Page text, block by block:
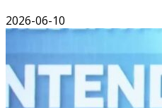
2026-06-10